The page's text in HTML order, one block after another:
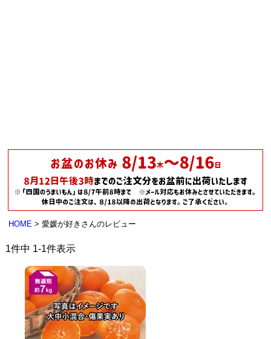
HOME 愛媛が好きさんのレビュー
1件中 1-1件表示